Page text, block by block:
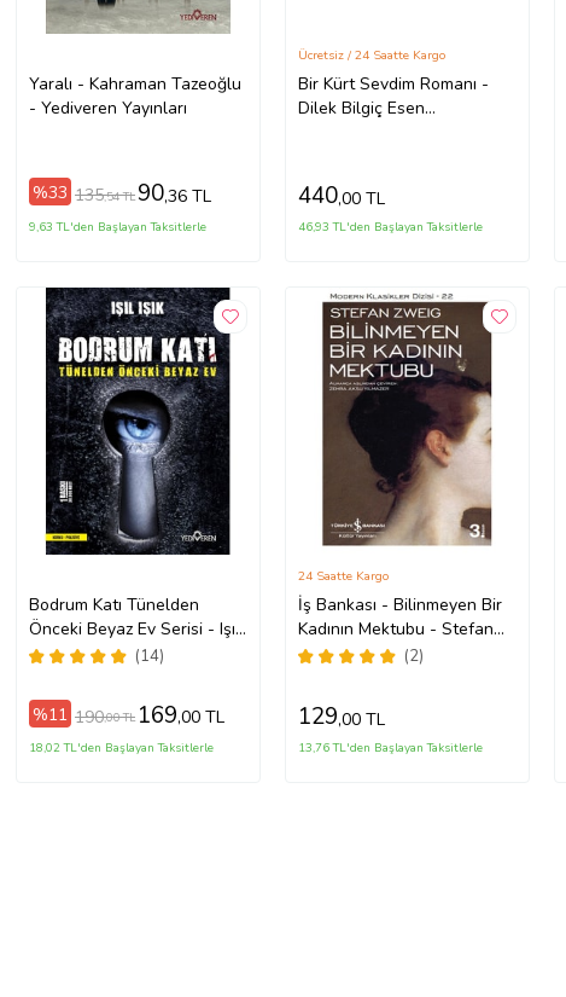
Yaralı - Kahraman Tazeoğlu
- Yediveren Yayınları
%33 135,54 TL 90,36 TL
9,63 TL'den Başlayan Taksitlerle
Bir Kürt Sevdim Romanı -
Dilek Bilgiç Esen
Ücretsiz / 24 Saatte Kargo
440,00 TL
46,93 TL'den Başlayan Taksitlerle
Bodrum Katı Tünelden
Önceki Beyaz Ev Serisi - Işıl
Işık
(14)
%11 190,00 TL 169,00 TL
18,02 TL'den Başlayan Taksitlerle
İş Bankası - Bilinmeyen Bir
Kadının Mektubu - Stefan
Zweig
(2)
24 Saatte Kargo
129,00 TL
13,76 TL'den Başlayan Taksitlerle